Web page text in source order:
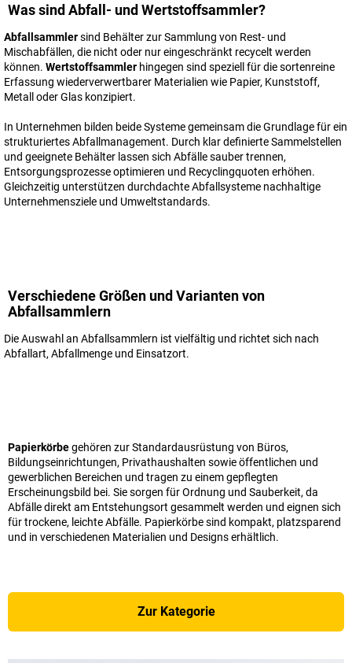
Was sind Abfall- und Wertstoffsammler?
Abfallsammlersind Behälter zur Sammlung von Rest- und
Mischabfällen, die nicht oder nur eingeschränkt recycelt werden
können. Wertstoffsammler hingegen sind speziell für die sortenreine
Erfassung wiederverwertbarer Materialien wie Papier, Kunststoff,
Metall oder Glas konzipiert.
In Unternehmen bilden beide Systeme gemeinsam die Grundlage für ein
strukturiertes Abfallmanagement. Durch klar definierte Sammelstellen
und geeignete Behälter lassen sich Abfälle sauber trennen,
Entsorgungsprozesse optimieren und Recyclingquoten erhöhen.
Gleichzeitig unterstützen durchdachte Abfallsysteme nachhaltige
Unternehmensziele und Umweltstandards.
Verschiedene Größen und Varianten von
Abfallsammlern
Die Auswahl an Abfallsammlern ist vielfältig und richtet sich nach
Abfallart, Abfallmenge und Einsatzort.
Papierkörbegehören zur Standardausrüstung von Büros,
Bildungseinrichtungen, Privathaushalten sowie öffentlichen und
gewerblichen Bereichen und tragen zu einem gepflegten
Erscheinungsbild bei. Sie sorgen für Ordnung und Sauberkeit, da
Abfälle direkt am Entstehungsort gesammelt werden und eignen sich
für trockene, leichte Abfälle. Papierkörbe sind kompakt, platzsparend
und in verschiedenen Materialien und Designs erhältlich.
Zur Kategorie